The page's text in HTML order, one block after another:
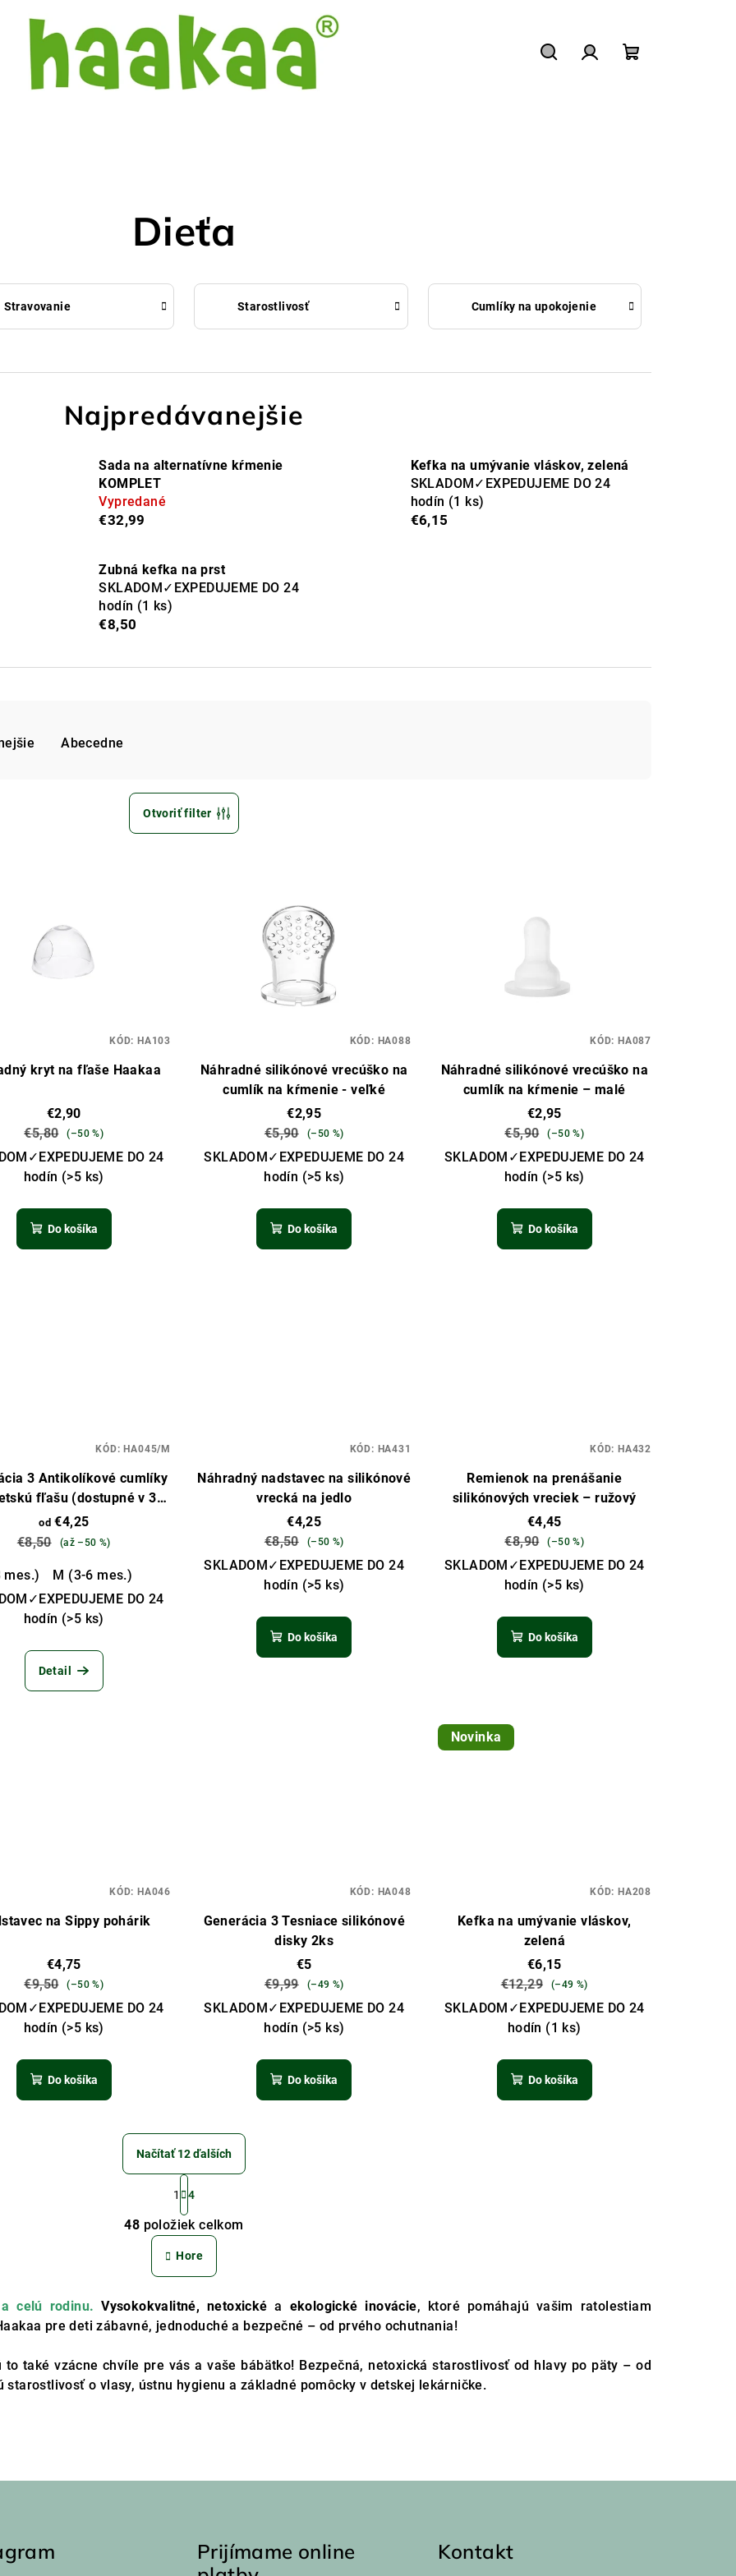
Dieťa
Stravovanie Starostlivosť Cumlíky na upokojenie
Najpredávanejšie
Sada na alternatívne kŕmenie
KOMPLET
Vypredané
€32,99
Kefka na umývanie vláskov, zelená
SKLADOM✓EXPEDUJEME DO 24
hodín (1 ks)
€6,15
Zubná kefka na prst
SKLADOM✓EXPEDUJEME DO 24
hodín (1 ks)
€8,50
Abecedne
Otvoriť filter
kryt na fľaše Haakaa
€2,90
€5,80
(–50 %)
DO 24
hodín (>5 ks)
Do košíka
KÓD: HA103
Náhradné silikónové vrecúško na
cumlík na kŕmenie - veľké
€2,95
€5,90
(–50 %)
SKLADOM✓EXPEDUJEME DO 24
hodín (>5 ks)
Do košíka
KÓD: HA088
Náhradné silikónové vrecúško na
cumlík na kŕmenie – malé
€2,95
€5,90
(–50 %)
SKLADOM✓EXPEDUJEME DO 24
hodín (>5 ks)
Do košíka
KÓD: HA087
3 Antikolíkové cumlíky
fľašu (dostupné v 3
veľkostiach)
od€4,25
€8,50
(až –50 %)
mes.)
M (3-6 mes.)
DO 24
hodín (>5 ks)
Detail
KÓD: HA045/M
Náhradný nadstavec na silikónové
vrecká na jedlo
€4,25
€8,50
(–50 %)
SKLADOM✓EXPEDUJEME DO 24
hodín (>5 ks)
Do košíka
KÓD: HA431
Remienok na prenášanie
silikónových vreciek – ružový
€4,45
€8,90
(–50 %)
SKLADOM✓EXPEDUJEME DO 24
hodín (>5 ks)
Do košíka
KÓD: HA432
na Sippy pohárik
€4,75
€9,50
(–50 %)
DO 24
hodín (>5 ks)
Do košíka
KÓD: HA046
Generácia 3 Tesniace silikónové
disky 2ks
€5
€9,99
(–49 %)
SKLADOM✓EXPEDUJEME DO 24
hodín (>5 ks)
Do košíka
KÓD: HA048
Novinka
Kefka na umývanie vláskov,
zelená
€6,15
€12,29
(–49 %)
SKLADOM✓EXPEDUJEME DO 24
hodín (1 ks)
Do košíka
KÓD: HA208
O
v
l
á
d
a
i
e
Načítať 12 ďalších
S
t
r
á
n
k
o
v
a
i
e
1 4
48 položiek celkom
Hore
a celú rodinu.Vysokokvalitné, netoxické a ekologické inovácie, ktoré pomáhajú vašim ratolestiam
pre deti zábavné, jednoduché a bezpečné – od prvého ochutnania!
také vzácne chvíle pre vás a vaše bábätko! Bezpečná, netoxická starostlivosť od hlavy po päty – od
o vlasy, ústnu hygienu a základné pomôcky v detskej lekárničke.
Prijímame online
Kontakt